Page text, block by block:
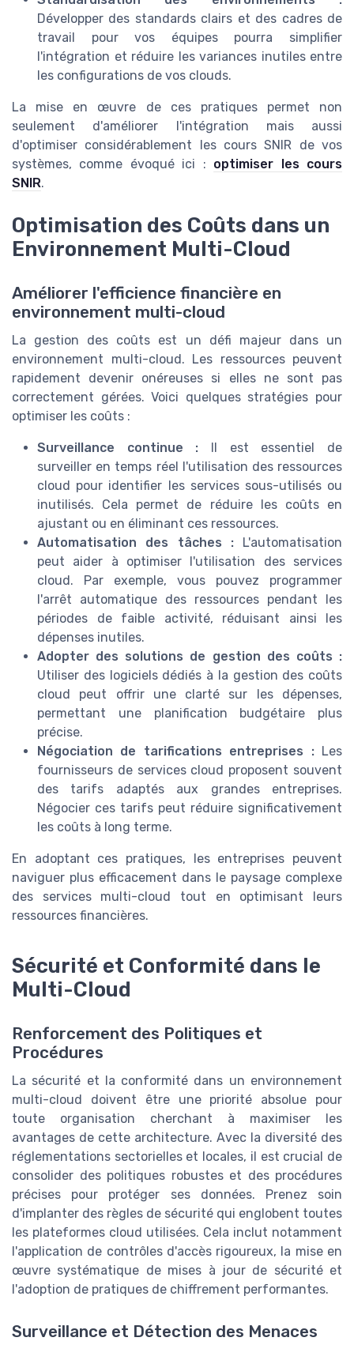
Développer des standards clairs et des cadres de
travail pour vos équipes pourra simplifier
l'intégration et réduire les variances inutiles entre
les configurations de vos clouds.
La mise en œuvre de ces pratiques permet non
seulement d'améliorer l'intégration mais aussi
d'optimiser considérablement les cours SNIR de vos
systèmes, comme évoqué ici : optimiser les cours
SNIR.
Optimisation des Coûts dans un
Environnement Multi-Cloud
Améliorer l'efficience financière en
environnement multi-cloud
La gestion des coûts est un défi majeur dans un
environnement multi-cloud. Les ressources peuvent
rapidement devenir onéreuses si elles ne sont pas
correctement gérées. Voici quelques stratégies pour
optimiser les coûts :
Surveillance continue : Il est essentiel de
surveiller en temps réel l'utilisation des ressources
cloud pour identifier les services sous-utilisés ou
inutilisés. Cela permet de réduire les coûts en
ajustant ou en éliminant ces ressources.
Automatisation des tâches :L'automatisation
peut aider à optimiser l'utilisation des services
cloud. Par exemple, vous pouvez programmer
l'arrêt automatique des ressources pendant les
périodes de faible activité, réduisant ainsi les
dépenses inutiles.
Adopter des solutions de gestion des coûts :
Utiliser des logiciels dédiés à la gestion des coûts
cloud peut offrir une clarté sur les dépenses,
permettant une planification budgétaire plus
précise.
Négociation de tarifications entreprises :Les
fournisseurs de services cloud proposent souvent
des tarifs adaptés aux grandes entreprises.
Négocier ces tarifs peut réduire significativement
les coûts à long terme.
En adoptant ces pratiques, les entreprises peuvent
naviguer plus efficacement dans le paysage complexe
des services multi-cloud tout en optimisant leurs
ressources financières.
Sécurité et Conformité dans le
Multi-Cloud
Renforcement des Politiques et
Procédures
La sécurité et la conformité dans un environnement
multi-cloud doivent être une priorité absolue pour
toute organisation cherchant à maximiser les
avantages de cette architecture. Avec la diversité des
réglementations sectorielles et locales, il est crucial de
consolider des politiques robustes et des procédures
précises pour protéger ses données. Prenez soin
d'implanter des règles de sécurité qui englobent toutes
les plateformes cloud utilisées. Cela inclut notamment
l'application de contrôles d'accès rigoureux, la mise en
œuvre systématique de mises à jour de sécurité et
l'adoption de pratiques de chiffrement performantes.
Surveillance et Détection des Menaces